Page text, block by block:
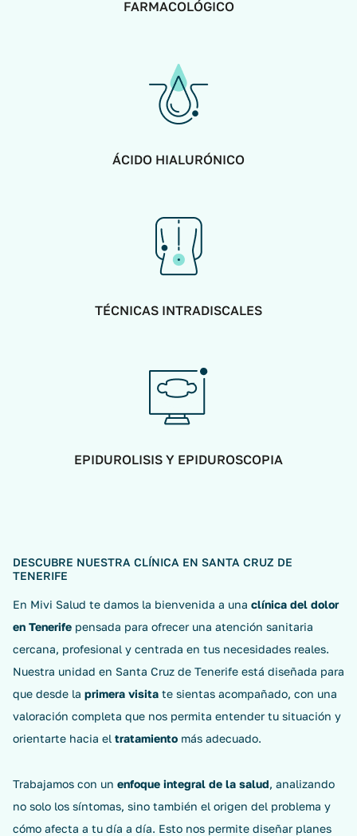
FARMACOLÓGICO
ÁCIDO HIALURÓNICO
TÉCNICAS INTRADISCALES
EPIDUROLISIS Y EPIDUROSCOPIA
DESCUBRE NUESTRA CLÍNICA EN SANTA CRUZ DE
TENERIFE
En Mivi Salud te damos la bienvenida a una clínica del dolor
en Tenerife pensada para ofrecer una atención sanitaria
cercana, profesional y centrada en tus necesidades reales.
Nuestra unidad en Santa Cruz de Tenerife está diseñada para
que desde la primera visita te sientas acompañado, con una
valoración completa que nos permita entender tu situación y
orientarte hacia el tratamiento más adecuado.
Trabajamos con un enfoque integral de la salud, analizando
no solo los síntomas, sino también el origen del problema y
cómo afecta a tu día a día. Esto nos permite diseñar planes